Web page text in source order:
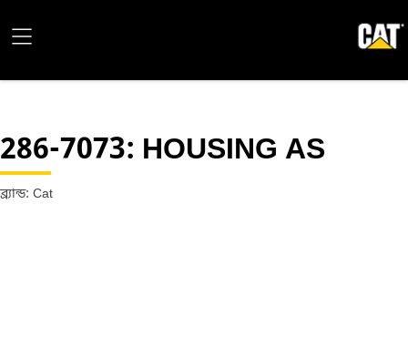
286-7073: HOUSING AS
ব্র্যান্ড: Cat